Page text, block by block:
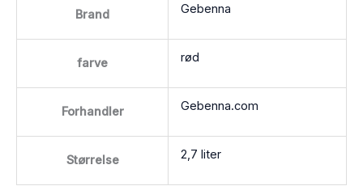
Brand Gebenna
farve rød
Forhandler Gebenna.com
Størrelse 2,7 liter